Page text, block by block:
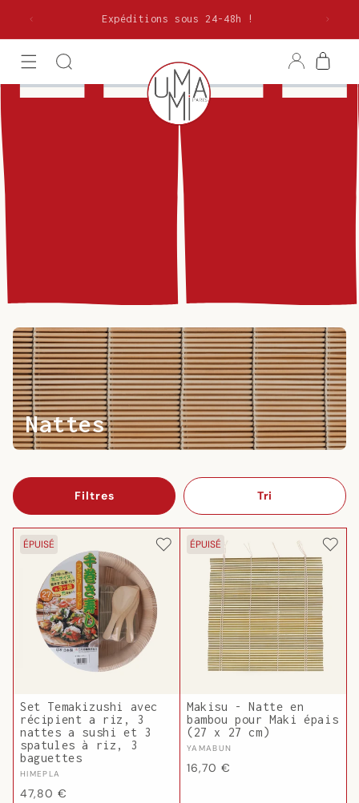
passer
Expéditions sous 24-48h !
ConnexionPanier
Nattes
Filtres Tri
ÉPUISÉ
Set Temakizushi avec
récipient a riz, 3
nattes a sushi et 3
spatules à riz, 3
baguettes
Fournisseur :
HIMEPLA
Prix
47,80 €
ÉPUISÉ
Makisu - Natte en
bambou pour Maki épais
(27 x 27 cm)
Fournisseur :
YAMABUN
Prix
16,70 €